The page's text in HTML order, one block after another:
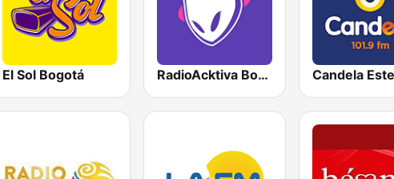
El Sol Bogotá RadioAcktiva Bogotá